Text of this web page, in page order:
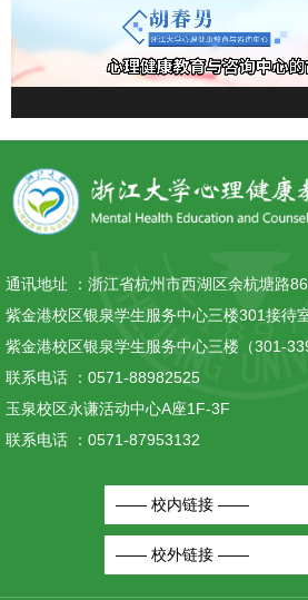
通讯地址 ： 浙江省杭州市西湖区余杭塘路
紫金港校区银泉学生服务中心三楼301接待
紫金港校区银泉学生服务中心三楼（301-
联系电话 ： 0571-88982525
玉泉校区永谦活动中心A座1F-3F
联系电话 ： 0571-87953132
—— 校内链接 ——
—— 校外链接 ——